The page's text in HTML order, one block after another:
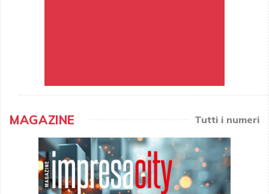
MAGAZINE Tutti i numeri